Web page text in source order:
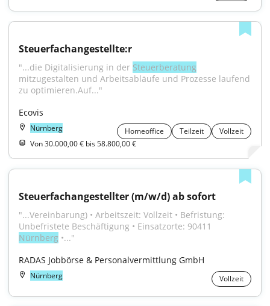
Steuerfachangestellte:r
"...die Digitalisierung in der Steuerberatung
mitzugestalten und Arbeitsabläufe und Prozesse laufend
zu optimieren.Auf..."
Ecovis
Nürnberg Homeoffice Teilzeit
Vollzeit
Von 30.000,00 € bis 58.800,00 €
Steuerfachangestellter (m/w/d) ab sofort
"...Vereinbarung) • Arbeitszeit: Vollzeit • Befristung:
Nürnberg •..."
RADAS Jobbörse & Personalvermittlung GmbH
Nürnberg Vollzeit